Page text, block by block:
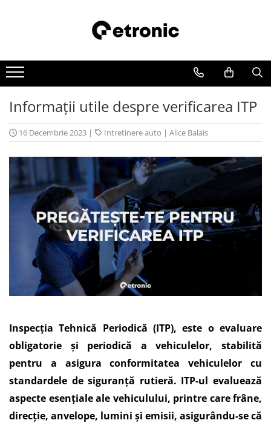
Informații utile despre verificarea ITP
16 Decembrie 2023 | Intretinere auto | Alice Balais
Inspecția Tehnică Periodică (ITP), este o evaluare
obligatorie și periodică a vehiculelor, stabilită
pentru a asigura conformitatea vehiculelor cu
standardele de siguranță rutieră. ITP-ul evaluează
aspecte esențiale ale vehiculului, printre care frâne,
direcție, anvelope, lumini și emisii, asigurându-se că